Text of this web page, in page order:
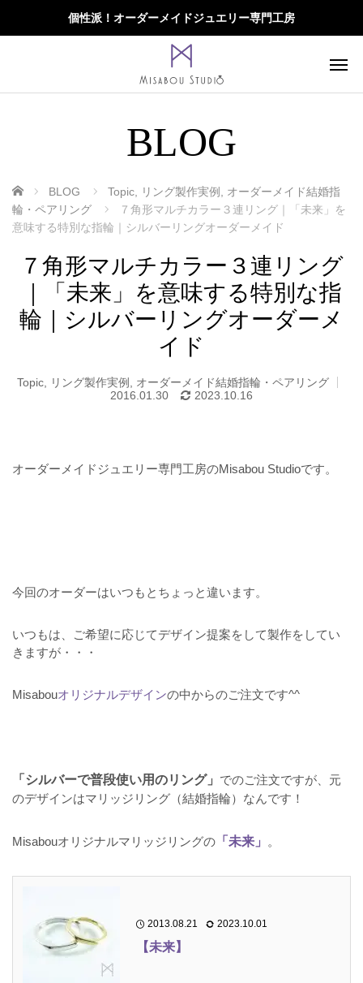
個性派！オーダーメイドジュエリー専門工房
BLOG
ホーム BLOG Topic, リング製作実例 , オーダーメイド結婚指
輪・ペアリング
７角形マルチカラー３連リング｜「未来」を
意味する特別な指輪｜シルバーリングオーダーメイド
７角形マルチカラー３連リング
｜「未来」を意味する特別な指
輪｜シルバーリングオーダーメ
イド
Topic, リング製作実例 , オーダーメイド結婚指輪・ペアリング
2016.01.30
2023.10.16
オーダーメイドジュエリー専門工房のMisabou Studioです。
今回のオーダーはいつもとちょっと違います。
いつもは、ご希望に応じてデザイン提案をして製作をしてい
きますが・・・
Misabouオリジナルデザインの中からのご注文です^^
「シルバーで普段使い用のリング」 でのご注文ですが、元
のデザインはマリッジリング（結婚指輪）なんです！
Misabouオリジナルマリッジリングの 「未来」 。
2013.08.21 2023.10.01
【未来】